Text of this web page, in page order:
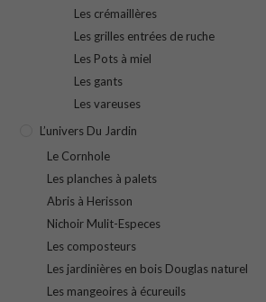
Les crémaillères
Les grilles entrées de ruche
Les Pots à miel
Les gants
Les vareuses
L’univers Du Jardin
Le Cornhole
Les planches à palets
Abris à Herisson
Nichoir Mulit-Especes
Les composteurs
Les jardinières en bois Douglas naturel
Les mangeoires à écureuils